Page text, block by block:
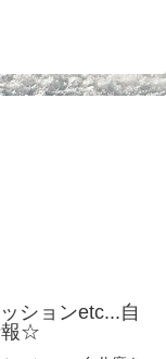
ションetc...自
報☆